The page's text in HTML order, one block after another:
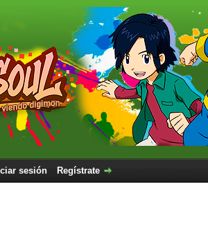
sesión Regístrate